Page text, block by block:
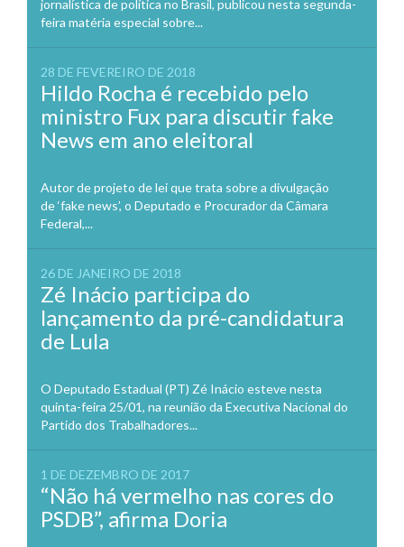
jornalística de política no Brasil, publicou nesta segunda-
feira matéria especial sobre...
28 DE FEVEREIRO DE 2018
Hildo Rocha é recebido pelo
ministro Fux para discutir fake
News em ano eleitoral
Autor de projeto de lei que trata sobre a divulgação
de ‘fake news’, o Deputado e Procurador da Câmara
Federal,...
26 DE JANEIRO DE 2018
Zé Inácio participa do
lançamento da pré-candidatura
de Lula
O Deputado Estadual (PT) Zé Inácio esteve nesta
quinta-feira 25/01, na reunião da Executiva Nacional do
Partido dos Trabalhadores...
1 DE DEZEMBRO DE 2017
“Não há vermelho nas cores do
PSDB”, afirma Doria